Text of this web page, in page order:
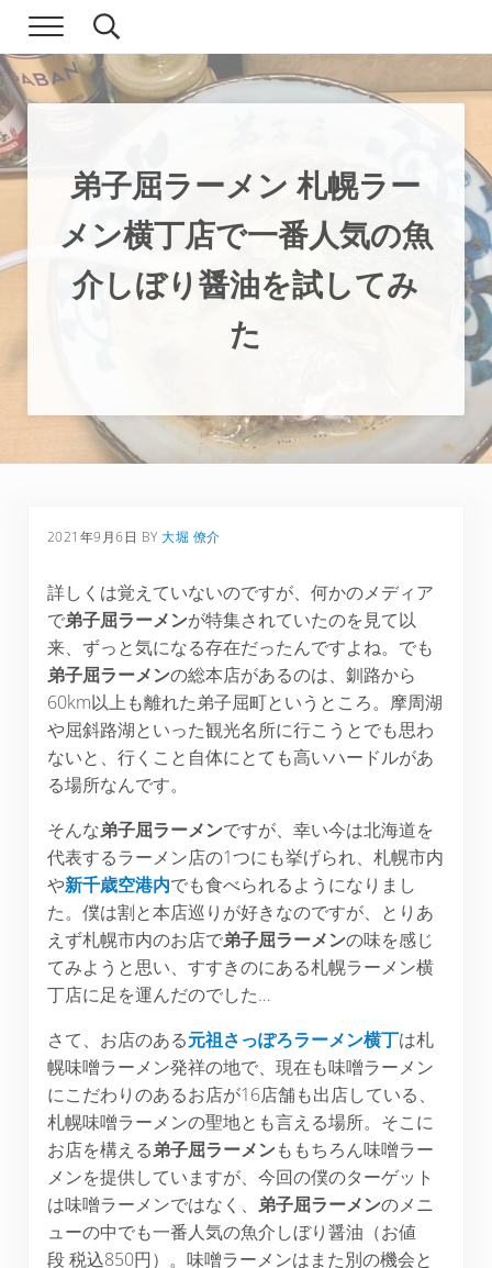
Skip to main content
Skip to header right navigation
Skip to site footer
現実逃避.com
食べ歩き、一人旅…そして時々家族旅行
Menu Search...
弟子屈ラーメン 札幌ラー
メン横丁店で一番人気の魚
介しぼり醤油を試してみ
た
2021年9月6日 BY大堀 僚介
詳しくは覚えていないのですが、何かのメディア
で弟子屈ラーメンが特集されていたのを見て以
来、ずっと気になる存在だったんですよね。でも
弟子屈ラーメンの総本店があるのは、釧路から
60km以上も離れた弟子屈町というところ。摩周湖
や屈斜路湖といった観光名所に行こうとでも思わ
ないと、行くこと自体にとても高いハードルがあ
る場所なんです。
そんな弟子屈ラーメンですが、幸い今は北海道を
代表するラーメン店の1つにも挙げられ、札幌市内
や新千歳空港内でも食べられるようになりまし
た。僕は割と本店巡りが好きなのですが、とりあ
えず札幌市内のお店で弟子屈ラーメンの味を感じ
てみようと思い、すすきのにある札幌ラーメン横
丁店に足を運んだのでした…
さて、お店のある元祖さっぽろラーメン横丁は札
幌味噌ラーメン発祥の地で、現在も味噌ラーメン
にこだわりのあるお店が16店舗も出店している、
札幌味噌ラーメンの聖地とも言える場所。そこに
お店を構える弟子屈ラーメンももちろん味噌ラー
メンを提供していますが、今回の僕のターゲット
は味噌ラーメンではなく、 弟子屈ラーメンのメニ
ューの中でも一番人気の魚介しぼり醤油（お値
段 税込850円）。味噌ラーメンはまた別の機会と